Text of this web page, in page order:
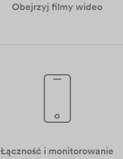
Obejrzyj filmy wideo
Łączność i monitorowanie